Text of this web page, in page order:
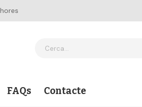
FAQs Contacte